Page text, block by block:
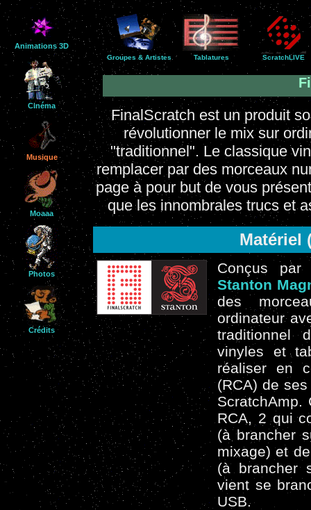
Animations 3D
Cinéma
Musique
Moaaa
Photos
Crédits
Groupes & Artistes Tablatures ScratchLIVE
FinalScratch est un produit
révolutionner le mix sur
"traditionnel". Le classique
remplacer par des morceaux
page à pour but de vous
que les innombrales trucs et
Matériel
Conçus
Stanton
des
ordinateur
traditionnel
vinyles et
réaliser en
(RCA) de
ScratchAmp.
RCA, 2 qui
(à brancher
mixage) et
(à brancher
vient se
USB.